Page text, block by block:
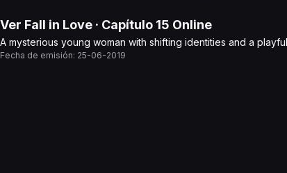
Ver Fall in Love · Capítulo 15 Online
A mysterious young woman with shifting identities and a
Fecha de emisión: 25-06-2019